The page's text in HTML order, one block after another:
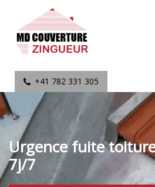
+41 782 331 305
Urgence fuite
7j/7